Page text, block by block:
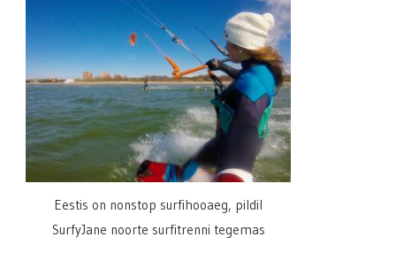
Eestis on nonstop surfihooaeg, pildil
SurfyJane noorte surfitrenni tegemas